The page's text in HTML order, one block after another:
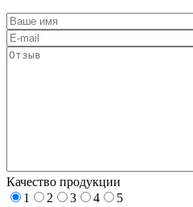
Качество продукции
1
2 3 4
5